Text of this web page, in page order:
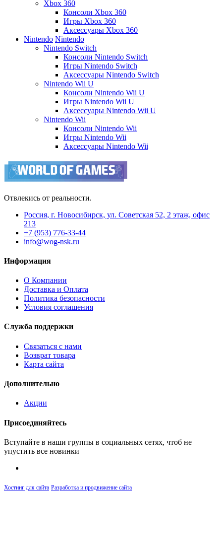
Xbox 360
Консоли Xbox 360
Игры Xbox 360
Аксессуары Xbox 360
Nintendo Nintendo
Nintendo Switch
Консоли Nintendo Switch
Игры Nintendo Switch
Аксессуары Nintendo Switch
Nintendo Wii U
Консоли Nintendo Wii U
Игры Nintendo Wii U
Аксессуары Nintendo Wii U
Nintendo Wii
Консоли Nintendo Wii
Игры Nintendo Wii
Аксессуары Nintendo Wii
Отвлекись от реальности.
Россия, г. Новосибирск, ул. Советская 52, 2 этаж, офис
213
+7 (953) 776-33-44
info@wog-nsk.ru
Информация
О Компании
Доставка и Оплата
Политика безопасности
Условия соглашения
Служба поддержки
Связаться с нами
Возврат товара
Карта сайта
Дополнительно
Акции
Присоединяйтесь
Вступайте в наши группы в социальных сетях, чтоб не
упустить все новинки
Хостинг для сайта Разработка и продвижение сайта